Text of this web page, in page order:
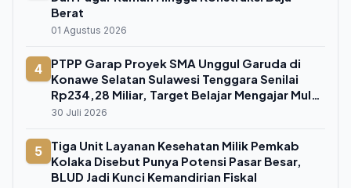
Berat
01 Agustus 2026
4
PTPP Garap Proyek SMA Unggul Garuda di
Konawe Selatan Sulawesi Tenggara Senilai
Rp234,28 Miliar, Target Belajar Mengajar Mulai
Juli 2026
30 Juli 2026
5
Tiga Unit Layanan Kesehatan Milik Pemkab
Kolaka Disebut Punya Potensi Pasar Besar,
BLUD Jadi Kunci Kemandirian Fiskal